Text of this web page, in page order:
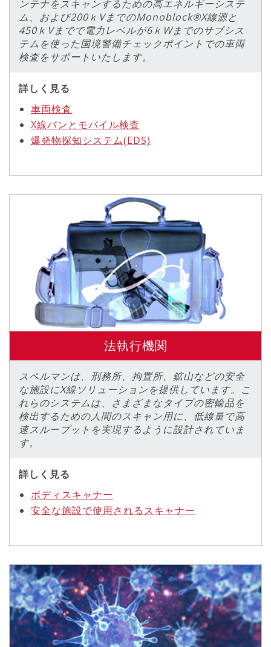
ンテナをスキャンするための高エネルギーシステ
ム、および200ｋVまでのMonoblock®X線源と
450ｋVまでで電力レベルが6ｋWまでのサブシス
テムを使った国境警備チェックポイントでの車両
検査をサポートいたします。
詳しく見る
車両検査
X線バンとモバイル検査
爆発物探知システム(EDS)
法執行機関
スペルマンは、刑務所、拘置所、鉱山などの安全
な施設にX線ソリューションを提供しています。こ
れらのシステムは、さまざまなタイプの密輸品を
検出するための人間のスキャン用に、低線量で高
速スループットを実現するように設計されていま
す。
詳しく見る
ボディスキャナー
安全な施設で使用されるスキャナー